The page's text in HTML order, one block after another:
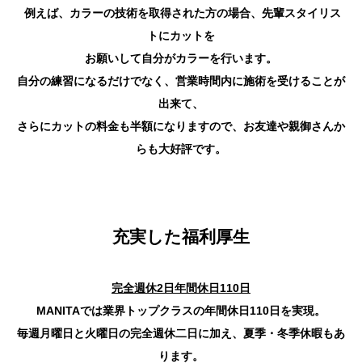
例えば、カラーの技術を取得された方の場合、先輩スタイリス
トにカットを
お願いして自分がカラーを行います。
自分の練習になるだけでなく、営業時間内に施術を受けることが
出来て、
さらにカットの料金も半額になりますので、お友達や親御さんか
らも大好評です。
充実した福利厚生
完全週休2日年間休日110日
MANITAでは業界トップクラスの年間休日110日を実現。
毎週月曜日と火曜日の完全週休二日に加え、夏季・冬季休暇もあ
ります。